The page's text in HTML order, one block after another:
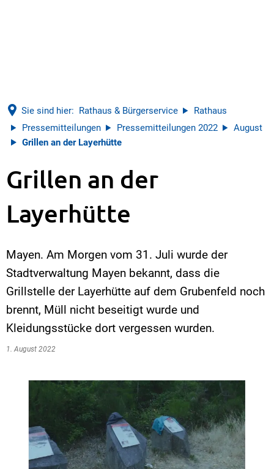
Sie sind hier: Rathaus & Bürgerservice
Rathaus
Pressemitteilungen
Pressemitteilungen 2022
August
Grillen an der Layerhütte
Grillen an der
Layerhütte
Mayen. Am Morgen vom 31. Juli wurde der
Stadtverwaltung Mayen bekannt, dass die
Grillstelle der Layerhütte auf dem Grubenfeld noch
brennt, Müll nicht beseitigt wurde und
Kleidungsstücke dort vergessen wurden.
1. August 2022